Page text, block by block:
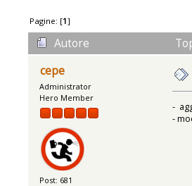
Pagine: [1]
Autore
cepe
Administrator
Hero Member
Post: 681
-
-